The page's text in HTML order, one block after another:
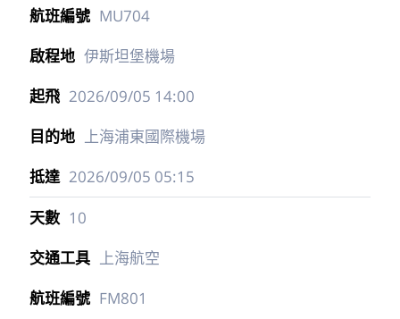
MU704
伊斯坦堡機場
2026/09/05 14:00
上海浦東國際機場
2026/09/05 05:15
10
上海航空
FM801